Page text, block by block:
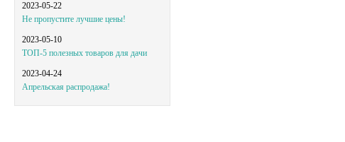
2023-05-22
Не пропустите лучшие цены!
2023-05-10
ТОП-5 полезных товаров для дачи
2023-04-24
Апрельская распродажа!